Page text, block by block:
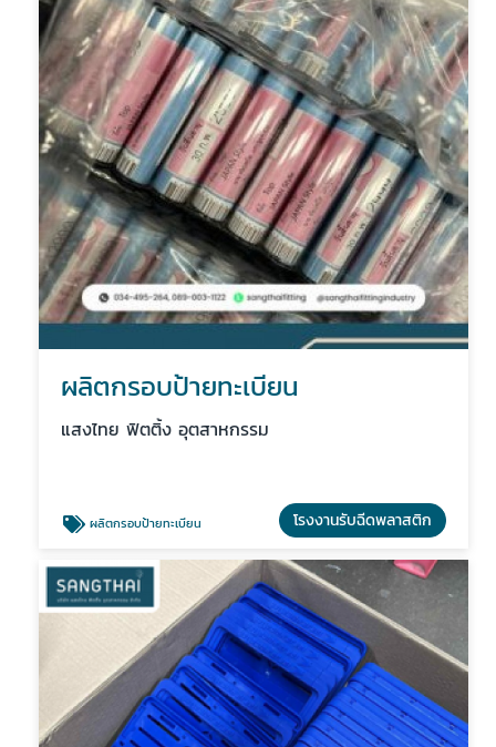
ผลิตกรอบป้ายทะเบียน
แสงไทย ฟิตติ้ง อุตสาหกรรม
ผลิตกรอบป้ายทะเบียน โรงงานรับฉีดพลาสติก